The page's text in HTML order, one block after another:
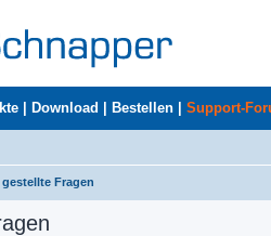
Download Bestellen Support-
Fragen